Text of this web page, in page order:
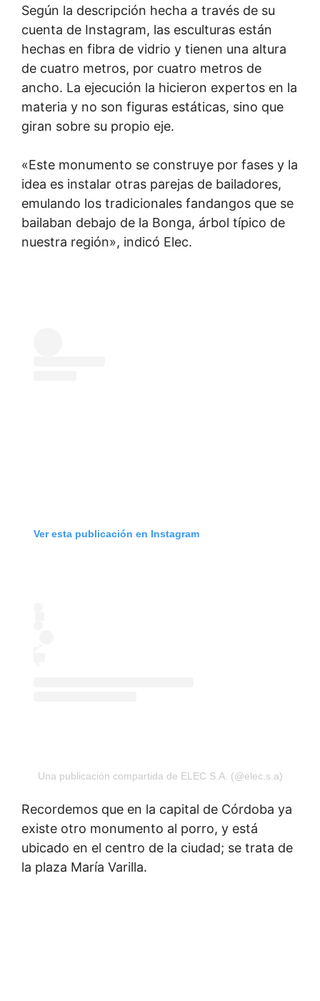
Según la descripción hecha a través de su
cuenta de Instagram, las esculturas están
hechas en fibra de vidrio y tienen una altura
de cuatro metros, por cuatro metros de
ancho. La ejecución la hicieron expertos en la
materia y no son figuras estáticas, sino que
giran sobre su propio eje.
«Este monumento se construye por fases y la
idea es instalar otras parejas de bailadores,
emulando los tradicionales fandangos que se
bailaban debajo de la Bonga, árbol típico de
nuestra región», indicó Elec.
Ver esta publicación en Instagram
Una publicación compartida de ELEC S.A. (@elec.s.a)
Recordemos que en la capital de Córdoba ya
existe otro monumento al porro, y está
ubicado en el centro de la ciudad; se trata de
la plaza María Varilla.